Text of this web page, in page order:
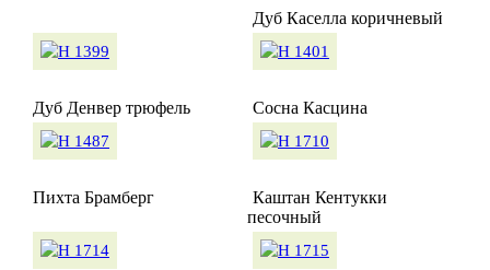
Дуб Каселла коричневый
Дуб Денвер трюфель Сосна Касцина
Пихта Брамберг
Каштан Кентукки
песочный